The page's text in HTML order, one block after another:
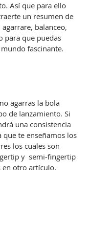
Así que para ello
un resumen de
balanceo,
para que puedas
fascinante.
agarras la bola
de lanzamiento. Si
una consistencia
que te enseñamos los
los cuales son
y  semi-fingertip
en otro artículo.